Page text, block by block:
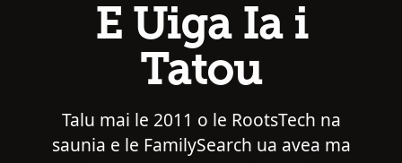
E Uiga Ia i
Tatou
Talu mai le 2011 o le RootsTech na
saunia e le FamilySearch ua avea ma